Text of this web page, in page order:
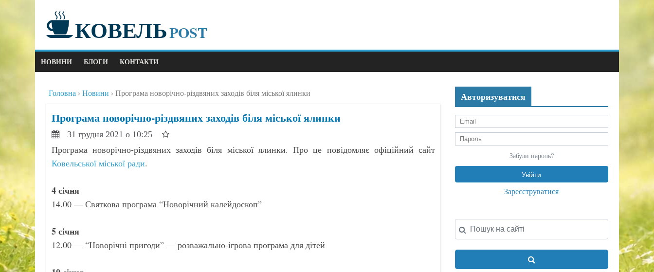
КОВЕЛЬPOST
НОВИНИ БЛОГИ КОНТАКТИ
Головна Новини Програма новорічно-різдвяних заходів біля міської ялинки
Програма новорічно-різдвяних заходів біля міської ялинки
31 грудня 2021 о 10:25
Програма новорічно-різдвяних заходів біля міської ялинки. Про це повідомляє офіційний сайт
Ковельської міської ради.
4 січня
14.00 — Святкова програма “Новорічний калейдоскоп”
5 січня
12.00 — “Новорічні пригоди” — розважально-ігрова програма для дітей
Авторизуватися
Забули пароль?
Зареєструватися